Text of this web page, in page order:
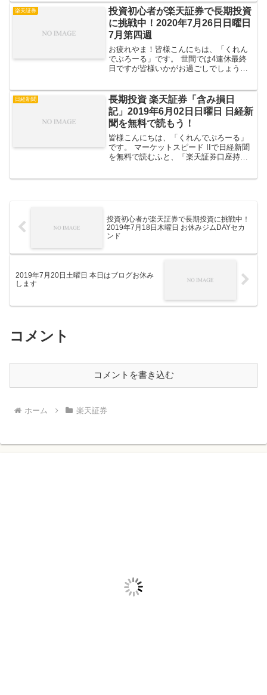
き手抜きの店員さんに当たりダッセー頭
になり、ついでにとボロ...
楽天証券
投資初心者が楽天証券で長期投資
に挑戦中！2020年7月26日日曜日
7月第四週
お疲れやま！皆様こんにちは、「くれん
でぶろーる」です。 世間では4連休最終
日ですが皆様いかがお過ごしでしょう
う！！」ってやっちゃう政府、ヤバ過ぎ
てもうほんと色々ヤバイｗ ち...
日経新聞
長期投資 楽天証券「含み損日
記」2019年6月02日日曜日 日経新
聞を無料で読もう！
皆様こんにちは、「くれんでぶろーる」
です。 マーケットスピード IIで日経新聞
を無料で読むふと、「楽天証券口座持っ
投資初心者が楽天証券で長期投資に挑戦中！
2019年7月18日木曜日 お休みジムDAYセカ
ンド
2019年7月20日土曜日 本日はブログお休み
します
コメント
コメントを書き込む
ホーム 楽天証券